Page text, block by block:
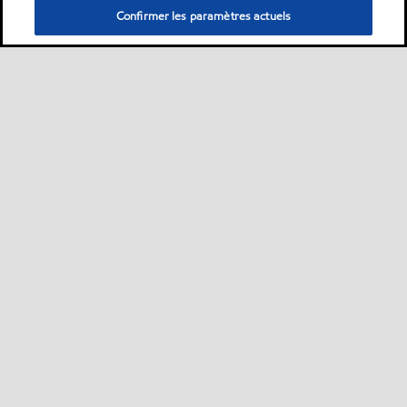
Confirmer les paramètres actuels